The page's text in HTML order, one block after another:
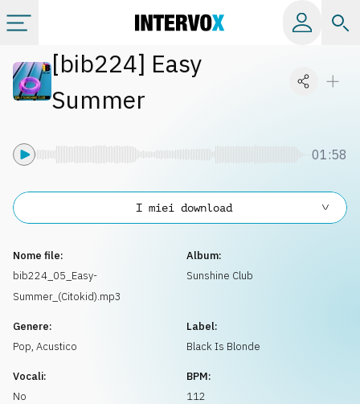
Categorie
[bib224] Easy
Summer
01:58
Nome file:
bib224_05_Easy-
Summer_(Citokid).mp3
Album:
Sunshine Club
Genere:
Pop, Acustico
Label:
Black Is Blonde
Vocali:
No
BPM:
112
I miei download